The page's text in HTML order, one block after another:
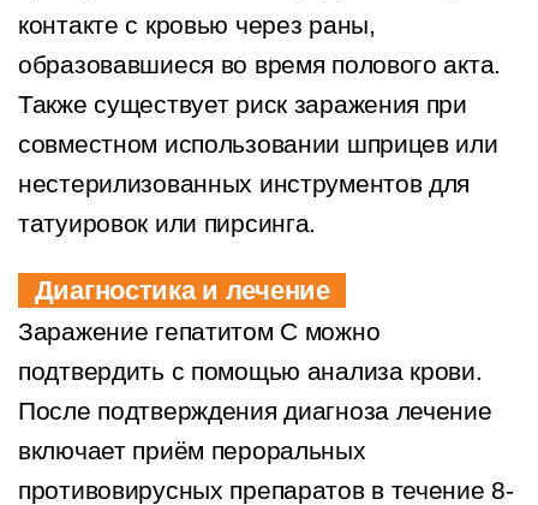
контакте с кровью через раны,
образовавшиеся во время полового акта.
Также существует риск заражения при
совместном использовании шприцев или
нестерилизованных инструментов для
татуировок или пирсинга.
Диагностика и лечение
Заражение гепатитом С можно
подтвердить с помощью анализа крови.
После подтверждения диагноза лечение
включает приём пероральных
противовирусных препаратов в течение 8-